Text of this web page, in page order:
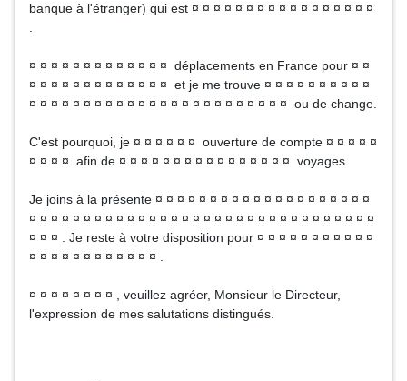
banque à l'étranger) qui est ¤ ¤ ¤ ¤ ¤ ¤ ¤ ¤ ¤ ¤ ¤ ¤ ¤ ¤ ¤ ¤ ¤
¤ ¤ ¤ ¤ ¤ ¤ ¤ ¤ ¤ ¤ ¤ ¤ ¤ déplacements en France pour ¤ ¤
¤ ¤ ¤ ¤ ¤ ¤ ¤ ¤ ¤ ¤ ¤ ¤ ¤ et je me trouve ¤ ¤ ¤ ¤ ¤ ¤ ¤ ¤ ¤ ¤
¤ ¤ ¤ ¤ ¤ ¤ ¤ ¤ ¤ ¤ ¤ ¤ ¤ ¤ ¤ ¤ ¤ ¤ ¤ ¤ ¤ ¤ ¤ ¤ ou de change.
C'est pourquoi, je ¤ ¤ ¤ ¤ ¤ ¤ ouverture de compte ¤ ¤ ¤ ¤ ¤
¤ ¤ ¤ ¤ afin de ¤ ¤ ¤ ¤ ¤ ¤ ¤ ¤ ¤ ¤ ¤ ¤ ¤ ¤ ¤ ¤ voyages.
Je joins à la présente ¤ ¤ ¤ ¤ ¤ ¤ ¤ ¤ ¤ ¤ ¤ ¤ ¤ ¤ ¤ ¤ ¤ ¤ ¤ ¤
¤ ¤ ¤ ¤ ¤ ¤ ¤ ¤ ¤ ¤ ¤ ¤ ¤ ¤ ¤ ¤ ¤ ¤ ¤ ¤ ¤ ¤ ¤ ¤ ¤ ¤ ¤ ¤ ¤ ¤ ¤ ¤
¤ ¤ ¤ . Je reste à votre disposition pour ¤ ¤ ¤ ¤ ¤ ¤ ¤ ¤ ¤ ¤ ¤
¤ ¤ ¤ ¤ ¤ ¤ ¤ ¤ ¤ ¤ ¤ ¤ .
¤ ¤ ¤ ¤ ¤ ¤ ¤ ¤ , veuillez agréer, Monsieur le Directeur,
l'expression de mes salutations distingués.